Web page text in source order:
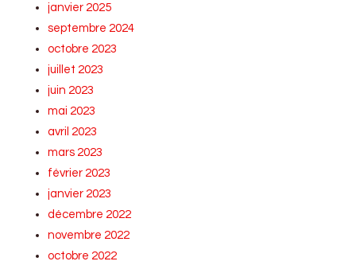
janvier 2025
septembre 2024
octobre 2023
juillet 2023
juin 2023
mai 2023
avril 2023
mars 2023
février 2023
janvier 2023
décembre 2022
novembre 2022
octobre 2022